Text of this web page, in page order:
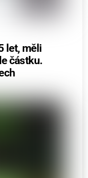
let, měli
částku.